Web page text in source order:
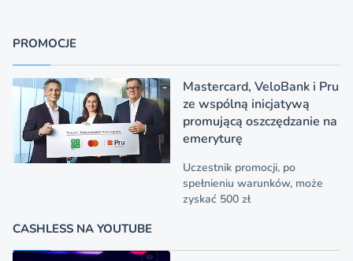
PROMOCJE
Mastercard, VeloBank i Pru
ze wspólną inicjatywą
promującą oszczędzanie na
emeryturę
Uczestnik promocji, po
spełnieniu warunków, może
zyskać 500 zł
CASHLESS NA YOUTUBE